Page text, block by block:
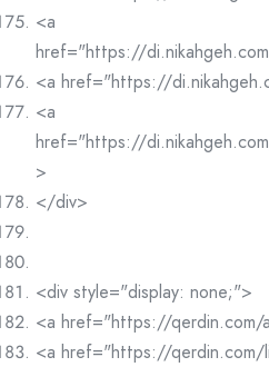
<a
href="https://
<a href="https://
<a
href="https://
>
</div>
<div style="display: none;">
<a href="https://
<a href="https://